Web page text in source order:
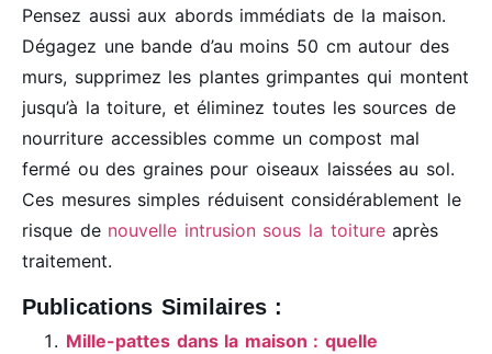
Pensez aussi aux abords immédiats de la maison.
Dégagez une bande d’au moins 50 cm autour des
murs, supprimez les plantes grimpantes qui montent
jusqu’à la toiture, et éliminez toutes les sources de
nourriture accessibles comme un compost mal
fermé ou des graines pour oiseaux laissées au sol.
Ces mesures simples réduisent considérablement le
risque de nouvelle intrusion sous la toitureaprès
traitement.
Publications Similaires :
Mille-pattes dans la maison : quelle